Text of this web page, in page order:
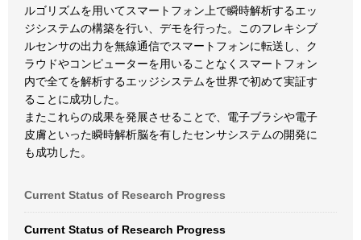
ルゴリズムを用いてスマートフォン上で瞬時解析するエッ
ジシステムの構築を行い、デモを行った。このフレキシブ
ルセンサの出力を無線通信でスマートフォンに転送し、ク
ラウドやコンピューターを用いることなくスマートフォン
内で全てを解析するエッジシステムを世界で初めて実証す
ることに成功した。
またこれらの成果を発展させることで、電子ブラシや電子
皮膚といった瞬時解析脳を有したセンサシステムの開発に
も成功した。
Current Status of Research Progress
Current Status of Research Progress